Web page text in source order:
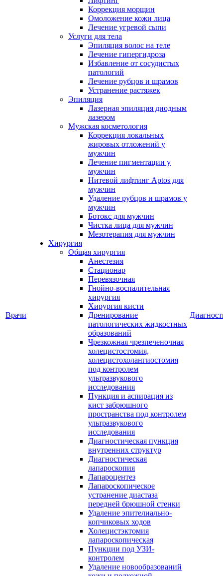
Врачи
Коррекция морщин
Омоложение кожи лица
Лечение угревой сыпи
Услуги для тела
Эпиляция волос на теле
Лечение гипергидроза
Избавление от сосудистых
патологий
Лечение рубцов и шрамов
Устранение растяжек
Эпиляция
Лазерная эпиляция диодным
лазером
Мужская косметология
Коррекция локальных
жировых отложений у
мужчин
Лечение пигментации у
мужчин
Нитевой лифтинг Aptos для
мужчин
Удаление рубцов и шрамов у
мужчин
Ботокс для мужчин
Чистка лица для мужчин
Мезотерапия для мужчин
Хирургия
Общая хирургия
Анестезия
Стационар
Перевязочная
Гнойно-воспалительная
хирургия
Хирургия кисти
Дренирование
патологических жидкостных
образований
Чрезкожная чрезпеченочная
холецистостомия,
холецистохолангиостомия
под контролем
ультразвукового
исследования
Пункция и аспирация из
кист забрюшного
пространства под контролем
ультразвукового
исследования
Диагностическая пункция
внутренних структур
Диагностическая
лапароскопия
Лапароцентез
Лапароскопическое
устранение диастаза
передней брюшной стенки
Удаление эпителиально-
копчиковых ходов
Холецистэктомия
лапароскопическая
Пункции под УЗИ-
контролем
Удаление новообразований